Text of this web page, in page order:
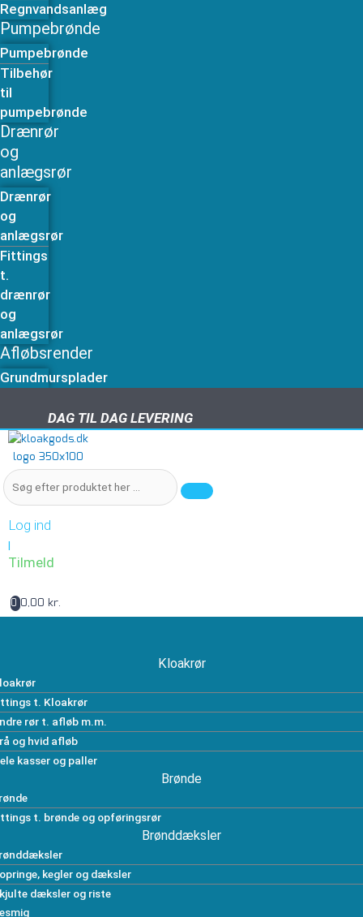
Regnvandsanlæg
Pumpebrønde
Pumpebrønde
Tilbehør
til
pumpebrønde
Drænrør
og
anlægsrør
Drænrør
og
anlægsrør
Fittings
t.
drænrør
og
anlægsrør
Afløbsrender
Grundmursplader
DAG TIL DAG LEVERING
DAG TIL DAG LEVERING
Log ind
|
Tilmeld
0 0,00 kr.
Kloakrør
t. Kloakrør
rør t. afløb m.m.
og hvid afløb
kasser og paller
Brønde
t. brønde og opføringsrør
Brønddæksler
kegler og dæksler
dæksler og riste